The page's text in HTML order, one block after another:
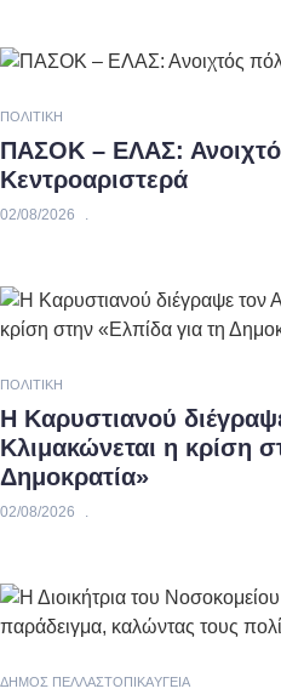
ΠΟΛΙΤΙΚΉ
ΠΑΣΟΚ – ΕΛΑΣ:
Κεντροαριστερά
02/08/2026
ΠΟΛΙΤΙΚΉ
Η Καρυστιανού
Κλιμακώνεται η κρίση
Δημοκρατία»
02/08/2026
ΔΉΜΟΣ ΠΈΛΛΑΣΤΟΠΙΚΆΥΓΕΊΑ